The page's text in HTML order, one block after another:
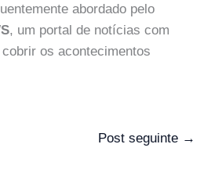
abordado pelo
, um portal de notícias com
os acontecimentos
Post seguinte →